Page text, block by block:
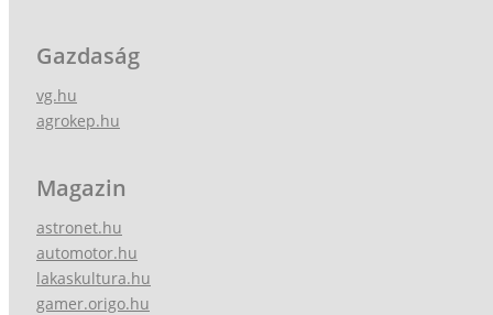
Gazdaság
vg.hu
agrokep.hu
Magazin
astronet.hu
automotor.hu
lakaskultura.hu
gamer.origo.hu